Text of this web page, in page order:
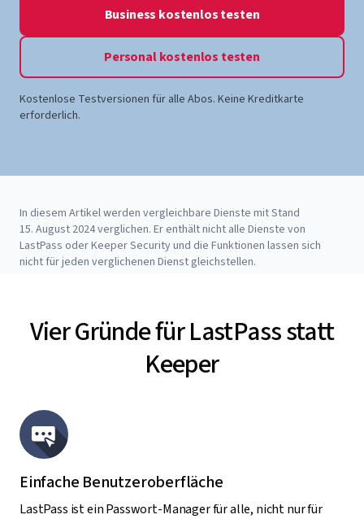
Business kostenlos testen
Personal kostenlos testen
Kostenlose Testversionen für alle Abos. Keine Kreditkarte
erforderlich.
In diesem Artikel werden vergleichbare Dienste mit Stand
15. August 2024 verglichen. Er enthält nicht alle Dienste von
LastPass oder Keeper Security und die Funktionen lassen sich
nicht für jeden verglichenen Dienst gleichstellen.
Vier Gründe für LastPass statt
Keeper
Einfache Benutzeroberfläche
LastPass ist ein Passwort-Manager für alle, nicht nur für